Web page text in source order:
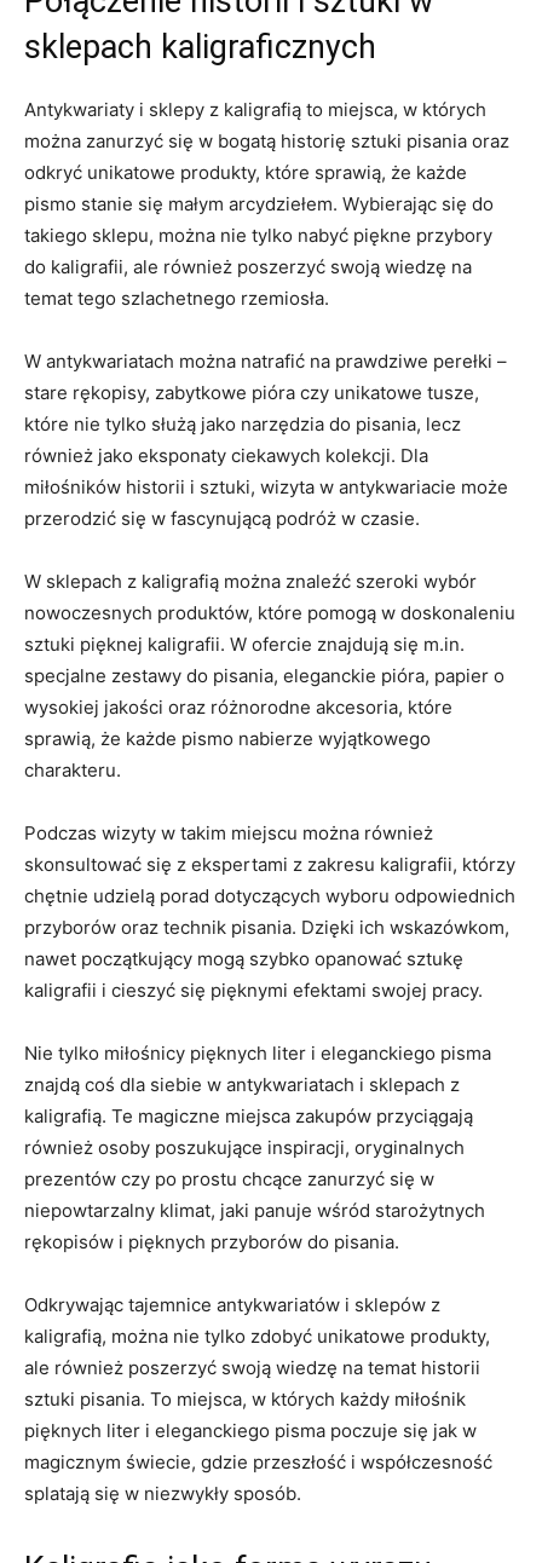
sklepach kaligraficznych
Antykwariaty i sklepy z kaligrafią to miejsca, w których
‍można zanurzyć się w bogatą historię ⁤sztuki pisania‍ oraz⁣
odkryć unikatowe produkty, które sprawią, że każde
pismo stanie się małym⁢ arcydziełem. Wybierając się do
takiego ⁤sklepu, można⁣ nie tylko nabyć piękne przybory
do kaligrafii, ale również poszerzyć swoją wiedzę na⁣
temat tego szlachetnego ​rzemiosła.
W ⁢antykwariatach⁣ można natrafić na⁤ prawdziwe⁢ perełki –
stare rękopisy, zabytkowe pióra czy unikatowe tusze,
które nie tylko służą jako narzędzia do pisania,​ lecz
również jako eksponaty ‍ciekawych kolekcji. Dla
miłośników historii i sztuki, wizyta w antykwariacie może‍
przerodzić ‍się w fascynującą podróż w⁢ czasie.
W sklepach z kaligrafią można znaleźć szeroki wybór
nowoczesnych produktów, które pomogą w doskonaleniu
⁤sztuki pięknej kaligrafii. W ofercie znajdują się m.in.
specjalne zestawy do ⁤pisania,⁣ eleganckie pióra, papier o
wysokiej​ jakości oraz różnorodne akcesoria, ⁣które
sprawią, że każde pismo nabierze wyjątkowego
charakteru.
Podczas wizyty w‌ takim miejscu można również
skonsultować się z ekspertami z zakresu kaligrafii, którzy
chętnie udzielą ‌porad⁢ dotyczących ⁣wyboru odpowiednich
przyborów oraz technik pisania. Dzięki ich⁢ wskazówkom,
‍nawet początkujący mogą szybko opanować sztukę
kaligrafii i cieszyć się pięknymi efektami‍ swojej pracy.
Nie tylko miłośnicy pięknych liter i‍ eleganckiego pisma
znajdą coś dla siebie w⁢ antykwariatach i sklepach z
kaligrafią. Te magiczne miejsca zakupów przyciągają
również osoby⁢ poszukujące inspiracji,⁢ oryginalnych
prezentów czy po⁣ prostu ‍chcące zanurzyć się w
niepowtarzalny klimat, jaki panuje wśród ⁤starożytnych
rękopisów i pięknych przyborów do⁣ pisania.
Odkrywając tajemnice‍ antykwariatów i ‌sklepów z
kaligrafią, ‌można nie tylko zdobyć unikatowe produkty,
ale również ‌poszerzyć swoją wiedzę na temat historii
sztuki pisania. To miejsca, ⁤w‍ których każdy miłośnik
‌pięknych liter‍ i eleganckiego pisma ⁣poczuje się⁢ jak w
magicznym świecie, ‌gdzie przeszłość‌ i‍ współczesność⁤
splatają się w niezwykły sposób.